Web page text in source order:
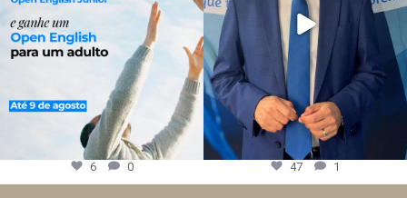
6 0 47 1